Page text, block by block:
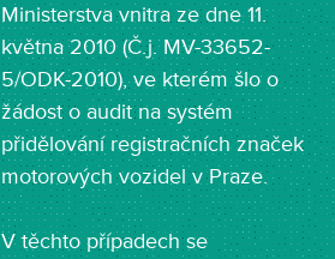
Ministerstva vnitra ze dne 11.
května 2010 (Č.j. MV-33652-
5/ODK-2010), ve kterém šlo o
žádost o audit na systém
přidělování registračních značek
motorových vozidel v Praze.
V těchto případech se